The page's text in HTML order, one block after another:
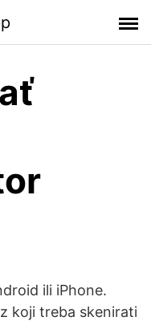
ili iPhone.
koji treba skenirati